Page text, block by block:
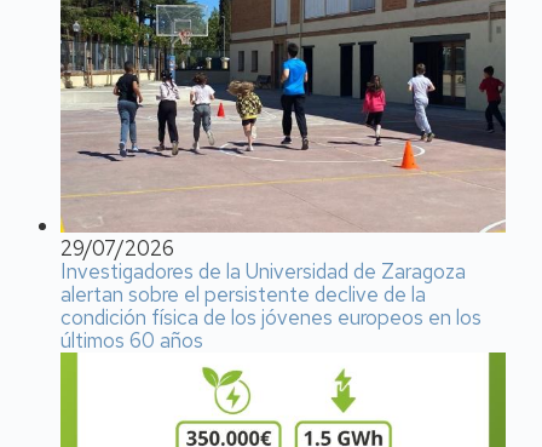
29/07/2026
Investigadores de la Universidad de Zaragoza
alertan sobre el persistente declive de la
condición física de los jóvenes europeos en los
últimos 60 años